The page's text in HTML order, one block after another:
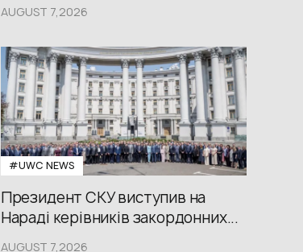
AUGUST 7,2026
#UWС NEWS
Президент СКУ виступив на
Нараді керівників закордонних...
AUGUST 7,2026